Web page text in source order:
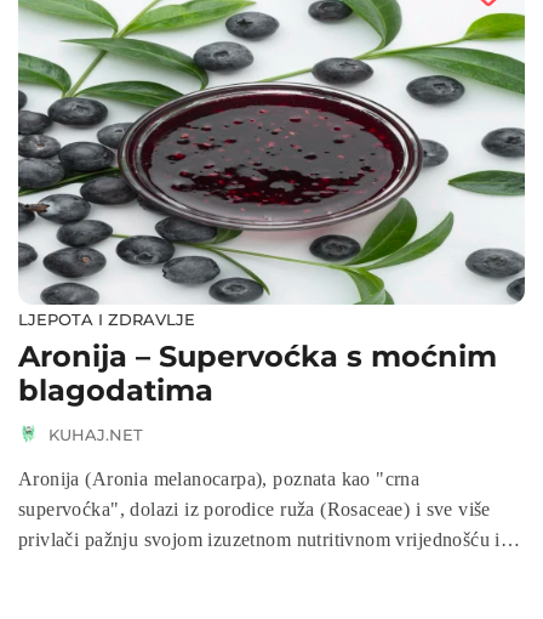
LJEPOTA I ZDRAVLJE
Aronija – Supervoćka s moćnim
blagodatima
KUHAJ.NET
Aronija (Aronia melanocarpa), poznata kao "crna
supervoćka", dolazi iz porodice ruža (Rosaceae) i sve više
privlači pažnju svojom izuzetnom nutritivnom vrijednošću i